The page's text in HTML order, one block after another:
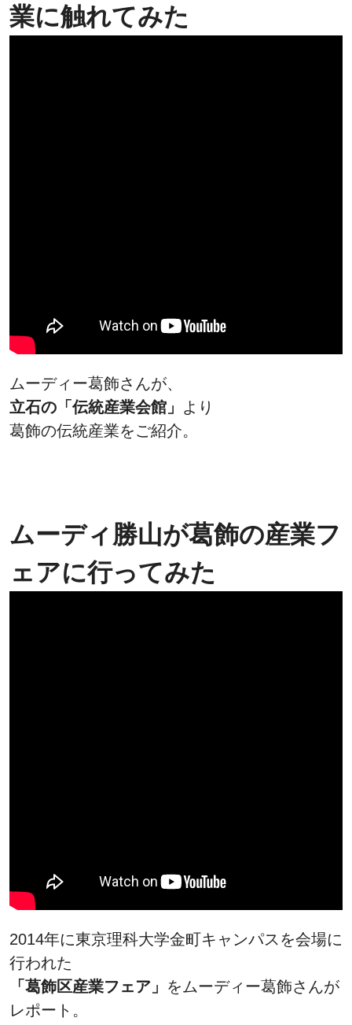
業に触れてみた
ムーディー葛飾さんが、
立石の「伝統産業会館」
より
葛飾の伝統産業をご紹介。
ムーディ勝山が葛飾の産業フ
ェアに行ってみた
2014年に東京理科大学金町キャンパスを会場に
行われた
「葛飾区産業フェア」 をムーディー葛飾さんが
レポート。